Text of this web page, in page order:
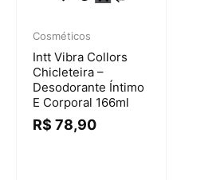
Cosméticos
Intt Vibra Collors
Chicleteira –
Desodorante Íntimo
E Corporal 166ml
R$ 78,90